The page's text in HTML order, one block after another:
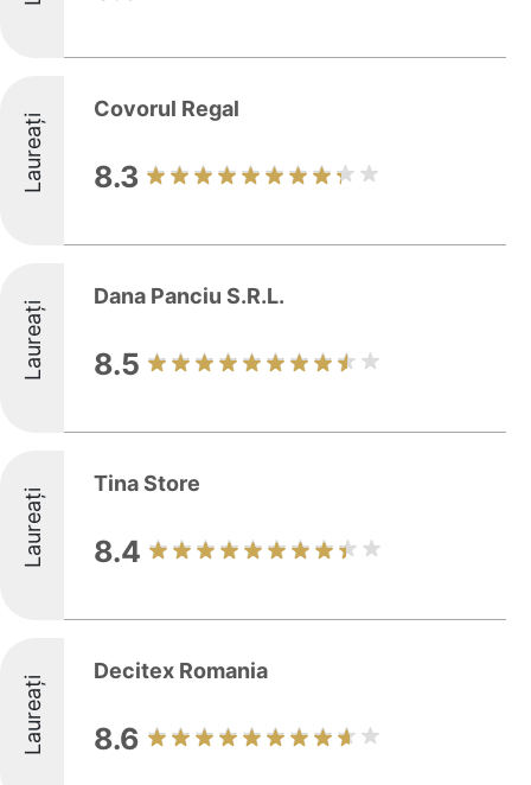
Laureați
Covorul Regal
8.3
Laureați
Dana Panciu S.R.L.
8.5
Laureați
Tina Store
8.4
Laureați
Decitex Romania
8.6